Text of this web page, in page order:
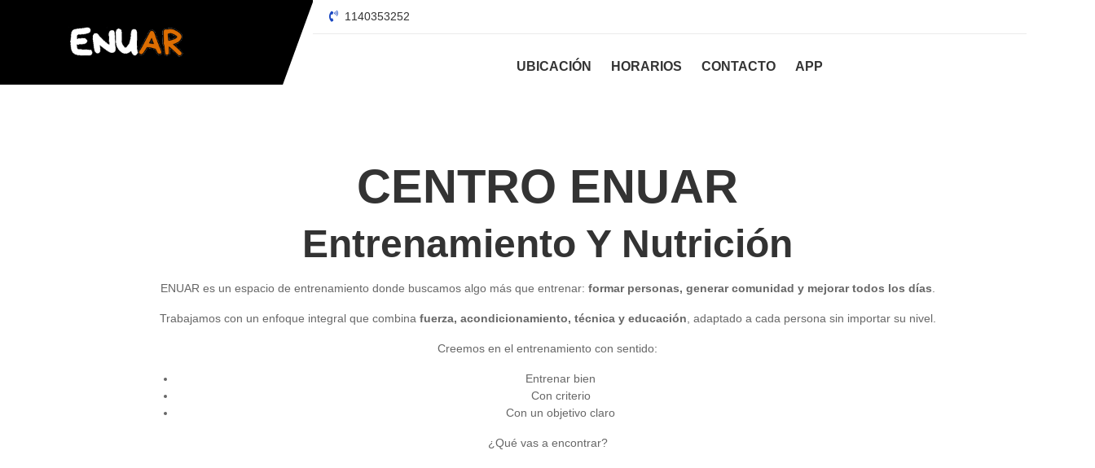
1140353252
UBICACIÓN HORARIOS CONTACTO APP
CENTRO ENUAR
Entrenamiento Y Nutrición
ENUAR es un espacio de entrenamiento donde buscamos algo más que entrenar: formar personas, generar comunidad y mejorar todos los días
Trabajamos con un enfoque integral que combina fuerza, acondicionamiento, técnica y educación , adaptado a cada persona sin importar su nivel.
Creemos en el entrenamiento con sentido:
Entrenar bien
Con criterio
Con un objetivo claro
¿Qué vas a encontrar?